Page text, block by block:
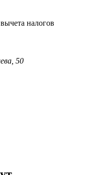
налогов
50